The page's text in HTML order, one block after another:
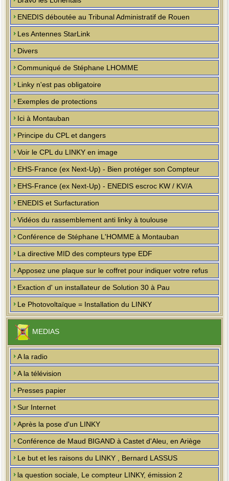
ENEDIS déboutée au Tribunal Administratif de Rouen
Les Antennes StarLink
Divers
Communiqué de Stéphane LHOMME
Linky n'est pas obligatoire
Exemples de protections
Ici à Montauban
Principe du CPL et dangers
Voir le CPL du LINKY en image
EHS-France (ex Next-Up) - Bien protéger son Compteur
EHS-France (ex Next-Up) - ENEDIS escroc KW / KV/A
ENEDIS et Surfacturation
Vidéos du rassemblement anti linky à toulouse
Conférence de Stéphane L'HOMME à Montauban
La directive MID des compteurs type EDF
Apposez une plaque sur le coffret pour indiquer votre refus
Exaction d' un installateur de Solution 30 à Pau
Le Photovoltaïque = Installation du LINKY
MEDIAS
A la radio
A la télévision
Presses papier
Sur Internet
Après la pose d'un LINKY
Conférence de Maud BIGAND à Castet d'Aleu, en Ariège
Le but et les raisons du LINKY , Bernard LASSUS
la question sociale, Le compteur LINKY, émission 2